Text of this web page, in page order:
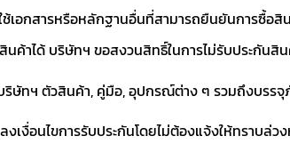
เอกสารหรือหลักฐานอื่นที่สามารถยืนยันการซื้อ
ค้าได้ บริษัทฯ ขอสงวนสิทธิ์ในการไม่รับประกันสิ
ษัทฯ ตัวสินค้า, คู่มือ, อุปกรณ์ต่าง ๆ รวมถึงบร
เงื่อนไขการรับประกันโดยไม่ต้องแจ้งให้ทราบล่ว